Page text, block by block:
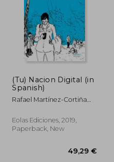
(Tu) Nacion Digital (in
Spanish)
Rafael Martínez-Cortiña
Eolas Ediciones, 2019,
Paperback, New